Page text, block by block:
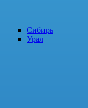
Сибирь
Урал